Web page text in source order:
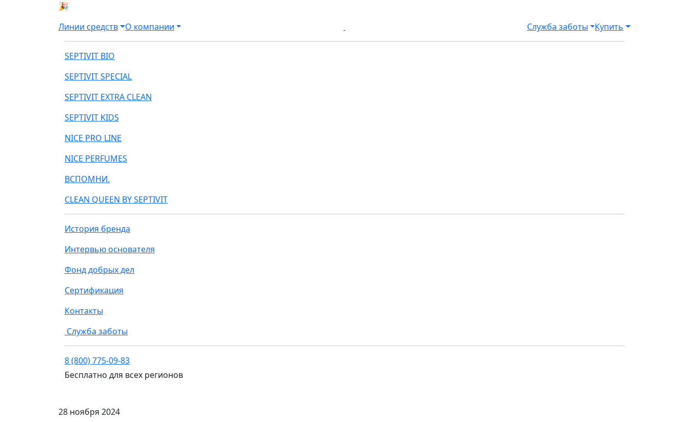
🎉 РОЗЫГРЫШ АВТОМОБИЛЯ MINI COOPER
Линии средств
О компании Служба заботы Купить
SEPTIVIT BIO
SEPTIVIT SPECIAL
SEPTIVIT EXTRA CLEAN
SEPTIVIT KIDS
NICE PRO LINE
NICE PERFUMES
ВСПОМНИ.
CLEAN QUEEN BY SEPTIVIT
История бренда
Интервью основателя
Фонд добрых дел
Сертификация
Контакты
Служба заботы
8 (800) 775-09-83
Бесплатно для всех регионов
28 ноября 2024